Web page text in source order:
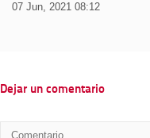
07 Jun, 2021 08:12
Dejar un comentario